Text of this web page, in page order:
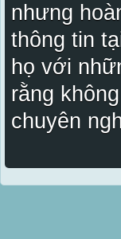
nhưng
thông tin
họ với
rằng
chuyên